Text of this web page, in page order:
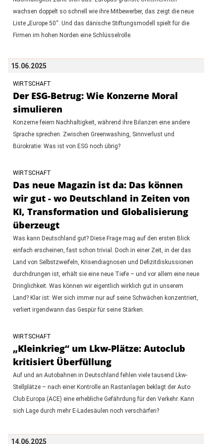
wachsen doppelt so schnell wie ihre Mitbewerber, das zeigt die neue
Liste „Europe 50“. Und das dänische Stiftungsmodell spielt für die
Firmen im hohen Norden eine Schlüsselrolle.
15.06.2025
WIRTSCHAFT
Der ESG-Betrug: Wie Konzerne Moral
simulieren
Konzerne feiern Nachhaltigkeit, während ihre Bilanzen eine andere
Sprache sprechen. Zwischen Greenwashing, Sinnverlust und
Bürokratie: Was ist von ESG noch übrig?
WIRTSCHAFT
Das neue Magazin ist da: Das können
wir gut - wo Deutschland in Zeiten von
KI, Transformation und Globalisierung
überzeugt
Was kann Deutschland gut? Diese Frage mag auf den ersten Blick
einfach erscheinen, fast schon trivial. Doch in einer Zeit, in der das
Land von Selbstzweifeln, Krisendiagnosen und Defizitdiskussionen
durchdrungen ist, erhält sie eine neue Tiefe – und vor allem eine neue
Dringlichkeit. Was können wir eigentlich wirklich gut in unserem
Land? Klar ist: Wer sich immer nur auf seine Schwächen konzentriert,
verliert irgendwann das Gespür für seine Stärken.
WIRTSCHAFT
„Kleinkrieg“ um Lkw-Plätze: Autoclub
kritisiert Überfüllung
Auf und an Autobahnen in Deutschland fehlen viele tausend Lkw-
Stellplätze – nach einer Kontrolle an Rastanlagen beklagt der Auto
Club Europa (ACE) eine erhebliche Gefährdung für den Verkehr. Kann
sich Lage durch mehr E-Ladesäulen noch verschärfen?
14.06.2025